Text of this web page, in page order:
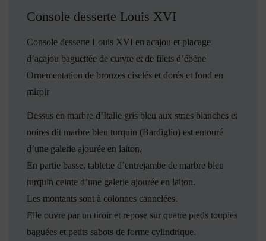
Console desserte Louis XVI
Console desserte Louis XVI en acajou et placage
d’acajou baguettée de cuivre et de filets d’ébène
Ornementation de bronzes ciselés et dorés et fond en
miroir
Dessus en marbre d’Italie gris bleu aux stries blanches et
noires dit marbre bleu turquin (Bardiglio) est entouré
d’une galerie ajourée en laiton.
En partie basse, tablette d’entrejambe de marbre bleu
turquin ceinte d’une galerie ajourée en laiton.
Les montants sont à colonnes cannelées.
Elle ouvre par un tiroir et repose sur quatre pieds toupies
baguées et petits sabots de forme cylindrique.